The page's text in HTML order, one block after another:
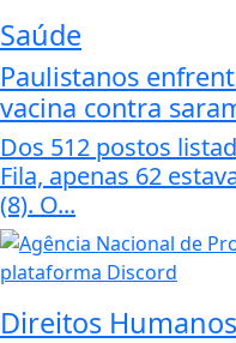
Saúde
Paulistanos
vacina contra
Dos 512 postos
Fila, apenas 62
(8). O...
Direitos Humanos